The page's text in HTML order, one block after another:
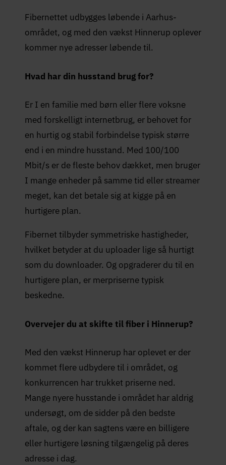
Fibernettet udbygges løbende i Aarhus-
området, og med den vækst Hinnerup oplever
kommer nye adresser løbende til.
Hvad har din husstand brug for?
Er I en familie med børn eller flere voksne
med forskelligt internetbrug, er behovet for
en hurtig og stabil forbindelse typisk større
end i en mindre husstand. Med 100/100
Mbit/s er de fleste behov dækket, men bruger
I mange enheder på samme tid eller streamer
meget, kan det betale sig at kigge på en
hurtigere plan.
Fibernet tilbyder symmetriske hastigheder,
hvilket betyder at du uploader lige så hurtigt
som du downloader. Og opgraderer du til en
hurtigere plan, er merpriserne typisk
beskedne.
Overvejer du at skifte til fiber i Hinnerup?
Med den vækst Hinnerup har oplevet er der
kommet flere udbydere til i området, og
konkurrencen har trukket priserne ned.
Mange nyere husstande i området har aldrig
undersøgt, om de sidder på den bedste
aftale, og der kan sagtens være en billigere
eller hurtigere løsning tilgængelig på deres
adresse i dag.